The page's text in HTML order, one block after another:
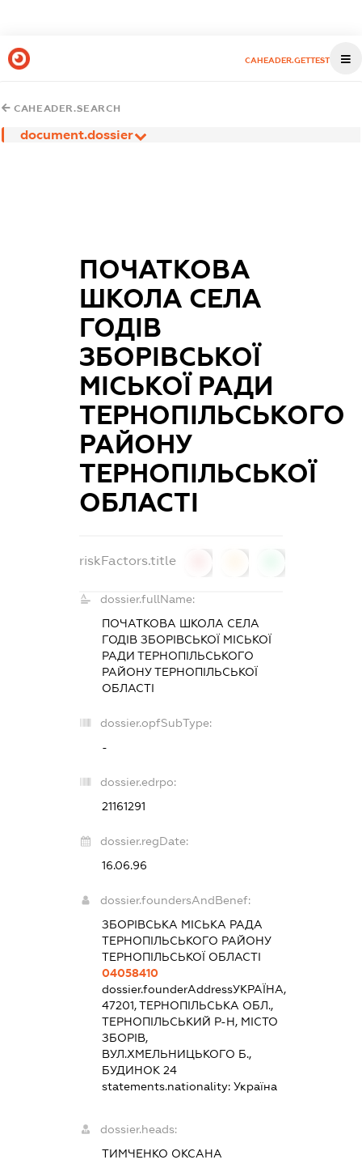
CAHEADER.GETTEST
CAHEADER.SEARCH
document.dossier
ПОЧАТКОВА
ШКОЛА СЕЛА
ГОДІВ
ЗБОРІВСЬКОЇ
МІСЬКОЇ РАДИ
ТЕРНОПІЛЬСЬКОГО
РАЙОНУ
ТЕРНОПІЛЬСЬКОЇ
ОБЛАСТІ
riskFactors.title
dossier.fullName:
ПОЧАТКОВА ШКОЛА СЕЛА
ГОДІВ ЗБОРІВСЬКОЇ МІСЬКОЇ
РАДИ ТЕРНОПІЛЬСЬКОГО
РАЙОНУ ТЕРНОПІЛЬСЬКОЇ
ОБЛАСТІ
dossier.opfSubType:
-
dossier.edrpo:
21161291
dossier.regDate:
16.06.96
dossier.foundersAndBenef:
ЗБОРІВСЬКА МІСЬКА РАДА
ТЕРНОПІЛЬСЬКОГО РАЙОНУ
ТЕРНОПІЛЬСЬКОЇ ОБЛАСТІ
04058410
dossier.founderAddressУКРАЇНА,
47201, ТЕРНОПІЛЬСЬКА ОБЛ.,
ТЕРНОПІЛЬСЬКИЙ Р-Н, МІСТО
ЗБОРІВ,
ВУЛ.ХМЕЛЬНИЦЬКОГО Б.,
БУДИНОК 24
statements.nationality: Україна
dossier.heads:
ТИМЧЕНКО ОКСАНА